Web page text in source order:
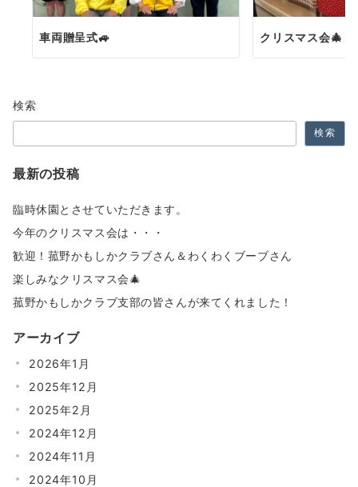
車両贈呈式🚙 クリスマス会🎄
検索
検索
最新の投稿
臨時休園とさせていただきます。
今年のクリスマス会は・・・
歓迎！菰野かもしかクラブさん＆わくわくブーブさん
楽しみなクリスマス会🎄
菰野かもしかクラブ支部の皆さんが来てくれました！
アーカイブ
2026年1月
2025年12月
2025年2月
2024年12月
2024年11月
2024年10月